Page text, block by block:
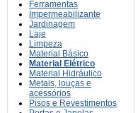
Ferramentas
Impermeabilizante
Jardinagem
Laje
Limpeza
Material Básico
Material Elétrico
Material Hidráulico
Metais, louças e
acessórios
Pisos e Revestimentos